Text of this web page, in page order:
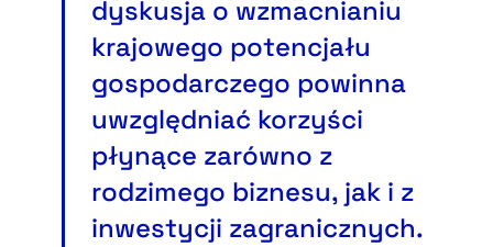
dyskusja o wzmacnianiu
krajowego potencjału
gospodarczego powinna
uwzględniać korzyści
płynące zarówno z
rodzimego biznesu, jak i z
inwestycji zagranicznych.